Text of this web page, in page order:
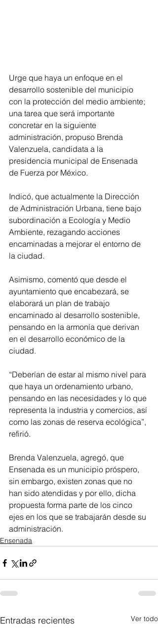
Urge que haya un enfoque en el
desarrollo sostenible del municipio
con la protección del medio ambiente;
una tarea que será importante
concretar en la siguiente
administración, propuso Brenda
Valenzuela, candidata a la
presidencia municipal de Ensenada
de Fuerza por México.
Indicó, que actualmente la Dirección
de Administración Urbana, tiene bajo
subordinación a Ecología y Medio
Ambiente, rezagando acciones
encaminadas a mejorar el entorno de
la ciudad.
Asimismo, comentó que desde el
ayuntamiento que encabezará, se
elaborará un plan de trabajo
encaminado al desarrollo sostenible,
pensando en la armonía que derivan
en el desarrollo económico de la
ciudad.
“Deberían de estar al mismo nivel para
que haya un ordenamiento urbano,
pensando en las necesidades y lo que
representa la industria y comercios, así
como las zonas de reserva ecológica”,
refirió.
Brenda Valenzuela, agregó, que
Ensenada es un municipio próspero,
sin embargo, existen zonas que no
han sido atendidas y por ello, dicha
propuesta forma parte de los cinco
ejes en los que se trabajarán desde su
administración.
Ensenada
Entradas recientes Ver todo